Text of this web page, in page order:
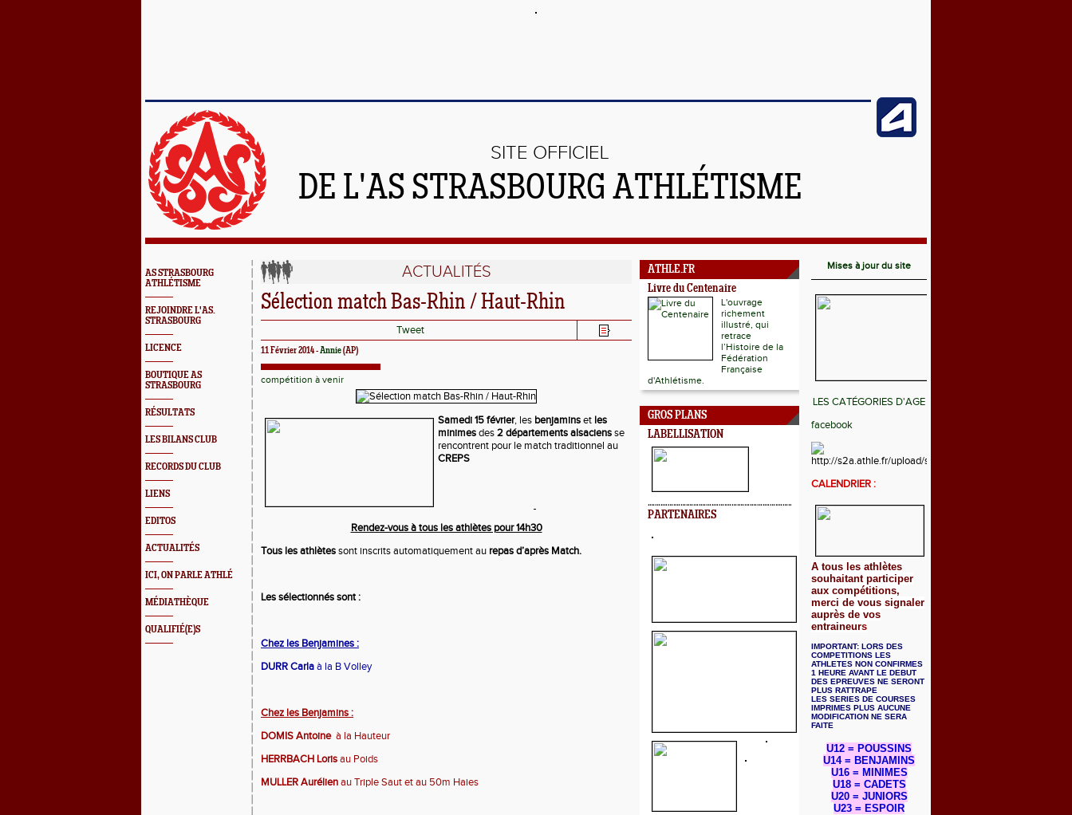
SITE OFFICIEL
DE L'AS STRASBOURG ATHLÉTISME
AS STRASBOURG
ATHLÉTISME
REJOINDRE L'AS.
STRASBOURG
LICENCE
BOUTIQUE AS
STRASBOURG
RÉSULTATS
LES BILANS CLUB
RECORDS DU CLUB
LIENS
EDITOS
ACTUALITÉS
ICI, ON PARLE ATHLÉ
MÉDIATHÈQUE
QUALIFIÉ(E)S
ACTUALITÉS
Sélection match Bas-Rhin / Haut-Rhin
Tweet
11 Février 2014 -Annie(AP)
compétition à venir
Samedi 15 février, les benjaminset les
minimesdes2 départements alsaciensse
rencontrent pour le match traditionnel au
CREPS
Rendez-vous à tous les athlètes pour 14h30
Tous les athlètessont inscrits automatiquement au repas d’après Match.
Les sélectionnés sont :
Chez les Benjamines :
DURR Carlaà la B Volley
Chez les Benjamins :
DOMIS Antoine à la Hauteur
HERRBACH Lorisau Poids
MULLER Aurélienau Triple Saut et au 50m Haies
ATHLE.FR
Livre du Centenaire
L'ouvrage
richement
illustré, qui
retrace
l’Histoire de la
Fédération
Française
d'Athlétisme.
GROS PLANS
LABELLISATION
PARTENAIRES
Mises à jour du site
LES CATÉGORIES D'AGE
facebook
CALENDRIER :
A tous les athlètes
souhaitant participer
aux compétitions,
merci de vous signaler
auprès de vos
entraineurs
IMPORTANT: LORS DES
COMPETITIONS LES
ATHLETES NON CONFIRMES
1 HEURE AVANT LE DEBUT
DES EPREUVES NE SERONT
PLUS RATTRAPE
LES SERIES DE COURSES
IMPRIMES PLUS AUCUNE
MODIFICATION NE SERA
FAITE
U12 = POUSSINS
U14 = BENJAMINS
U16 = MINIMES
U18 = CADETS
U20 = JUNIORS
U23 = ESPOIR